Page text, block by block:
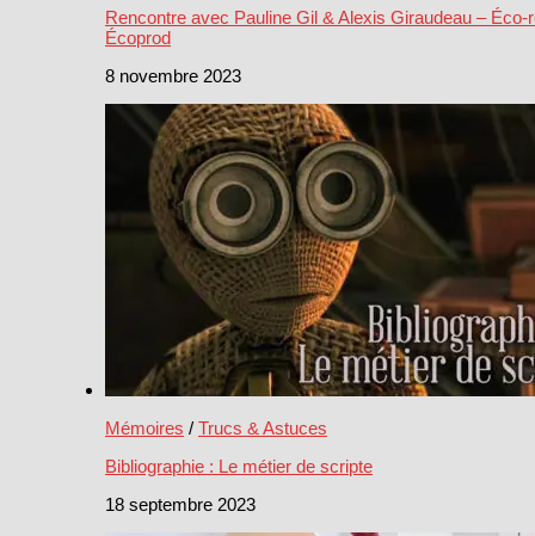
Rencontre avec Pauline Gil & Alexis Giraudeau –
Écoprod
8 novembre 2023
Mémoires / Trucs & Astuces
Bibliographie : Le métier de scripte
18 septembre 2023